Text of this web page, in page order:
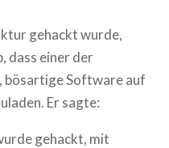
gehackt wurde,
dass einer der
Software auf
Er sagte:
gehackt, mit